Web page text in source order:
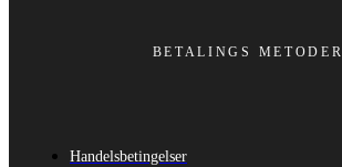
BETALINGS METODER
Handelsbetingelser